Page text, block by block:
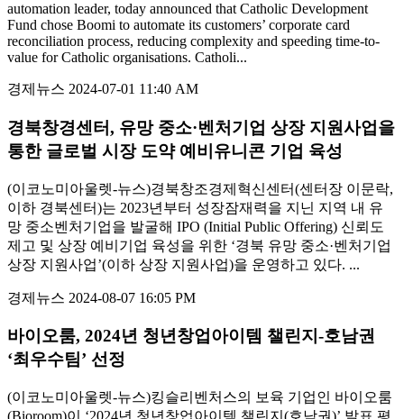
automation leader, today announced that Catholic Development
Fund chose Boomi to automate its customers’ corporate card
reconciliation process, reducing complexity and speeding time-to-
value for Catholic organisations. Catholi...
경제뉴스 2024-07-01 11:40 AM
경북창경센터, 유망 중소·벤처기업 상장 지원사업을
통한 글로벌 시장 도약 예비유니콘 기업 육성
(이코노미아울렛-뉴스)경북창조경제혁신센터(센터장 이문락,
이하 경북센터)는 2023년부터 성장잠재력을 지닌 지역 내 유
망 중소벤처기업을 발굴해 IPO (Initial Public Offering) 신뢰도
제고 및 상장 예비기업 육성을 위한 ‘경북 유망 중소·벤처기업
상장 지원사업’(이하 상장 지원사업)을 운영하고 있다. ...
경제뉴스 2024-08-07 16:05 PM
바이오룸, 2024년 청년창업아이템 챌린지-호남권
‘최우수팀’ 선정
(이코노미아울렛-뉴스)킹슬리벤처스의 보육 기업인 바이오룸
(Bioroom)이 ‘2024년 청년창업아이템 챌린지(호남권)’ 발표 평